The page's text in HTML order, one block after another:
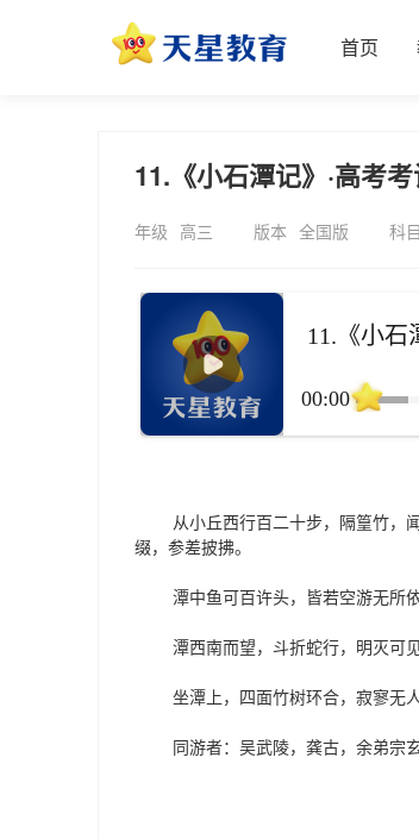
首页
11.《小石潭记》·高考
年级 高三 版本 全国版 科目
11.《小石
00:00
从小丘西行百二十步，隔篁竹，闻
缀，参差披拂。
潭中鱼可百许头，皆若空游无所依
潭西南而望，斗折蛇行，明灭可见
坐潭上，四面竹树环合，寂寥无人
同游者：吴武陵，龚古，余弟宗玄